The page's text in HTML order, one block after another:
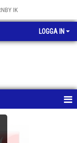
IK
LOGGA IN